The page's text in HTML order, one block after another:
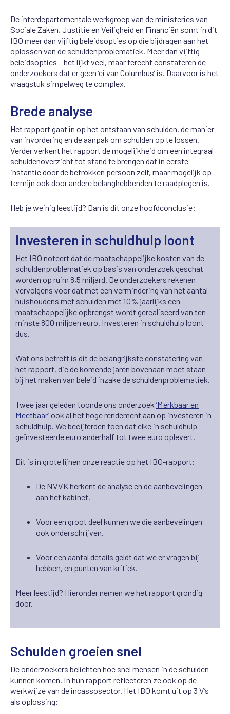
De interdepartementale werkgroep van de ministeries van
Sociale Zaken, Justitie en Veiligheid en Financiën somt in dit
IBO meer dan vijftig beleidsopties op die bijdragen aan het
oplossen van de schuldenproblematiek. Meer dan vijftig
beleidsopties – het lijkt veel, maar terecht constateren de
onderzoekers dat er geen ‘ei van Columbus’ is. Daarvoor is het
vraagstuk simpelweg te complex.
Brede analyse
Het rapport gaat in op het ontstaan van schulden, de manier
van invordering en de aanpak om schulden op te lossen.
Verder verkent het rapport de mogelijkheid om een integraal
schuldenoverzicht tot stand te brengen dat in eerste
instantie door de betrokken persoon zelf, maar mogelijk op
termijn ook door andere belanghebbenden te raadplegen is.
Heb je weinig leestijd? Dan is dit onze hoofdconclusie:
Investeren in schuldhulp loont
Het IBO noteert dat de maatschappelijke kosten van de
schuldenproblematiek op basis van onderzoek geschat
worden op ruim 8,5 miljard. De onderzoekers rekenen
vervolgens voor dat met een vermindering van het aantal
huishoudens met schulden met 10% jaarlijks een
maatschappelijke opbrengst wordt gerealiseerd van ten
minste 800 miljoen euro. Investeren in schuldhulp loont
dus.
Wat ons betreft is dit de belangrijkste constatering van
het rapport, die de komende jaren bovenaan moet staan
bij het maken van beleid inzake de schuldenproblematiek.
Twee jaar geleden toonde ons onderzoek ‘Merkbaar en
Meetbaar’ook al het hoge rendement aan op investeren in
schuldhulp. We becijferden toen dat elke in schuldhulp
geïnvesteerde euro anderhalf tot twee euro oplevert.
Dit is in grote lijnen onze reactie op het IBO-rapport:
De NVVK herkent de analyse en de aanbevelingen
aan het kabinet.
Voor een groot deel kunnen we die aanbevelingen
ook onderschrijven.
Voor een aantal details geldt dat we er vragen bij
hebben, en punten van kritiek.
Meer leestijd? Hieronder nemen we het rapport grondig
door.
Schulden groeien snel
De onderzoekers belichten hoe snel mensen in de schulden
kunnen komen. In hun rapport reflecteren ze ook op de
werkwijze van de incassosector. Het IBO komt uit op 3 V’s
als oplossing: